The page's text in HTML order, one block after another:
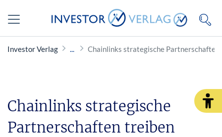
Investor Verlag Chainlinks strategische
Chainlinks strategische
Partnerschaften treiben